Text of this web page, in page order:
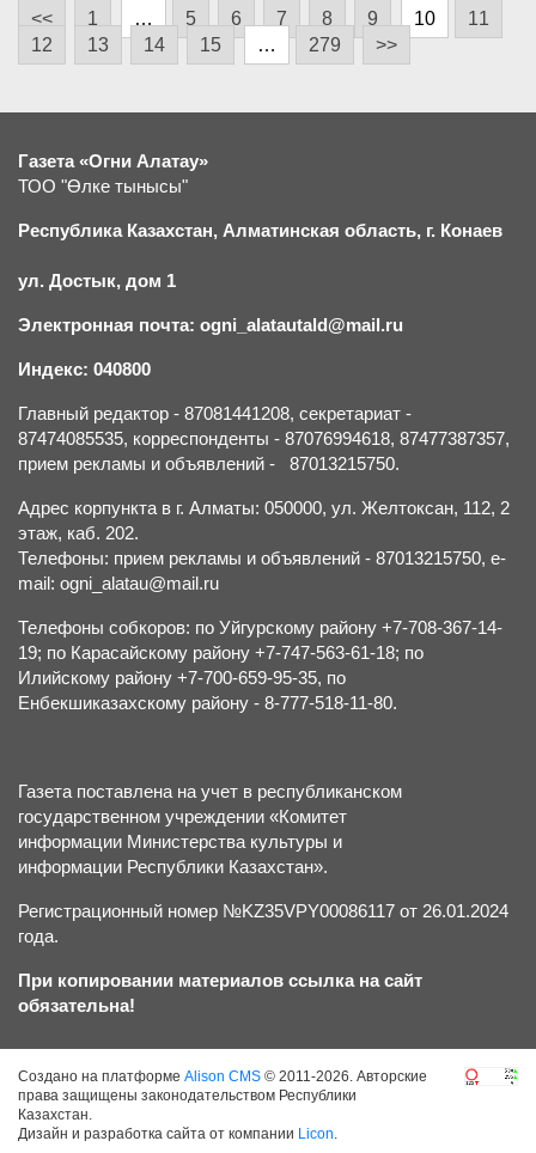
<< 1 … 5 6 7 8 9 10
11
12
13 14 15 … 279 >>
Газета «Огни Алатау»
ТОО "Өлке тынысы"
Республика Казахстан, Алматинская область, г. Конаев
ул. Достык, дом 1
Электронная почта: ogni_alatautald@mail.ru
Индекс: 040800
Главный редактор - 87081441208, секретариат -
87474085535, корреспонденты - 87076994618, 87477387357,
прием рекламы и объявлений - 87013215750.
Адрес корпункта в г. Алматы: 050000, ул. Желтоксан, 112, 2
этаж, каб. 202.
Телефоны: прием рекламы и объявлений - 87013215750, e-
mail: ogni_alatau@mail.ru
Телефоны собкоров: по Уйгурскому району +7-708-367-14-
19; по Карасайскому району +7-747-563-61-18; по
Илийскому району +7-700-659-95-35, по
Енбекшиказахскому району - 8-777-518-11-80.
Газета поставлена на учет в республиканском
государственном учреждении «Комитет
информации Министерства культуры и
информации Республики Казахстан».
Регистрационный номер №KZ35VPY00086117 от 26.01.2024
года.
При копировании материалов ссылка на сайт
обязательна!
Создано на платформе Alison CMS © 2011-2026. Авторские
права защищены законодательством Республики
Казахстан.
Дизайн и разработка сайта от компании Licon.